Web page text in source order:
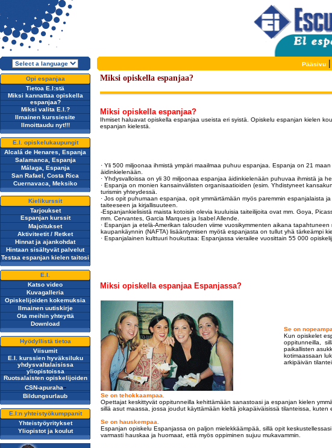
Pääsivu|
Opi espanjaa
Tietoa E.I:stä
Miksi kannattaa opiskella
espanjaa?
Miksi valita E.I.?
Ilmainen kurssiesite
Ilmoittaudu nyt!!!
E.I. opiskelukaupungit
Alcalá de Henares, Espanja
Salamanca, Espanja
Málaga, Espanja
San Rafael, Costa Rica
Cuernavaca, Meksiko
Kielikurssit
Tarjoukset
Espanjan kurssit
Majoitukset
Aktiviteetit / Retket
Hinnat ja ajankohdat
Hintaan sisältyvät palvelut
Testaa espanjan kielen taitosi
E.I.
Katso video
Kuvagalleria
Opiskelijoiden kokemuksia
Ilmainen uutiskirje
Ota meihin yhteyttä
Download
Hyödyllistä tietoa
Viisumit
E.I. kurssien hyväksiluku
yhdysvaltalaisissa
yliopistoissa
Ruotsalaisten opiskelijoiden
CSN-apuraha-
Bildungsurlaub
E.I:n yhteistyökumppanit
Yhteistyöyritykset
Yliopistot ja koulut
Miksi opiskella espanjaa?
Miksi opiskella espanjaa?
Ihmiset haluavat opiskella espanjaa useista eri syistä. Opiskelu espanjan kielen
espanjan kielestä.
· Yli 500 miljoonaa ihmistä ympäri maailmaa puhuu espanjaa. Espanja on 21
äidinkielenään.
· Yhdysvalloissa on yli 30 miljoonaa espanjaa äidinkielenään puhuvaa ihmistä ja
· Espanja on monien kansainvälisten organisaatioiden (esim. Yhdistyneet
turismin yhteydessä.
· Jos opit puhumaan espanjaa, opit ymmärtämään myös paremmin espanjalaista
taiteeseen ja kirjallisuuteen.
-Espanjankielisistä maista kotoisin olevia kuuluisia taiteilijoita ovat mm. Goya,
mm. Cervantes, Garcia Marques ja Isabel Allende.
· Espanjan ja etelä-Amerikan talouden viime vuosikymmenten aikana
kaupankäynnin (NAFTA) lisääntymisen myötä espanjasta on tullut yhä tärkeämpi
· Espanjalainen kulttuuri houkuttaa: Espanjassa vierailee vuosittain 55 000
Miksi opiskella espanjaa Espanjassa?
Se on
Kun opiskelet
oppitunneilla,
paikallisten
kotimaassaan
arkipäivän
Se on tehokkaampaa.
Opettajat keskittyvät oppitunneilla kehittämään sanastoasi ja espanjan kielen
sillä asut maassa, jossa joudut käyttämään kieltä jokapäiväisissä tilanteissa, kuten
Se on hauskempaa.
Espanjan opiskelu Espanjassa on paljon mielekkäämpää, sillä opit
varmasti hauskaa ja huomaat, että myös oppiminen sujuu mukavammin.